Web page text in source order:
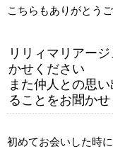
こちらもありがとう
リリィマリアー
かせください
また仲人との思
ることをお聞か
初めてお会いした時